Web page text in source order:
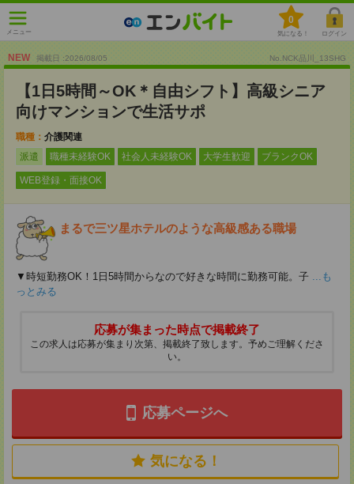
メニュー
0
気になる！ ログイン
NEW 掲載日 :2026/08/05 No.NCK品川_13SHG
【1日5時間～OK＊自由シフト】高級シニア
向けマンションで生活サポ
職種： 介護関連
派遣
職種未経験OK 社会人未経験OK 大学生歓迎 ブランクOK
WEB登録・面接OK
まるで三ツ星ホテルのような高級感ある職場
▼時短勤務OK！1日5時間からなので好きな時間に勤務可能。子 ...も
っとみる
応募が集まった時点で掲載終了
この求人は応募が集まり次第、掲載終了致します。予めご理解くださ
い。
応募ページへ
気になる！